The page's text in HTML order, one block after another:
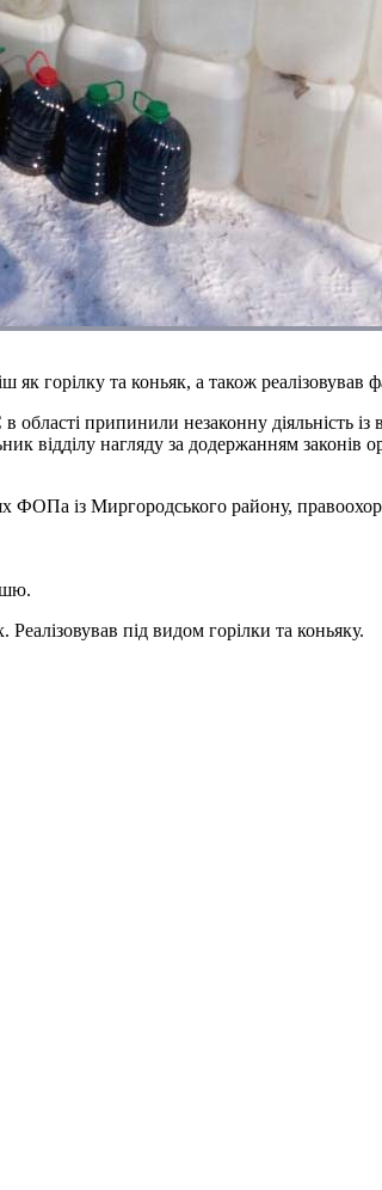
горілку та коньяк, а також реалізовував
припинили незаконну діяльність із
нагляду за додержанням законів
ФОПа із Миргородського району,
під видом горілки та коньяку.